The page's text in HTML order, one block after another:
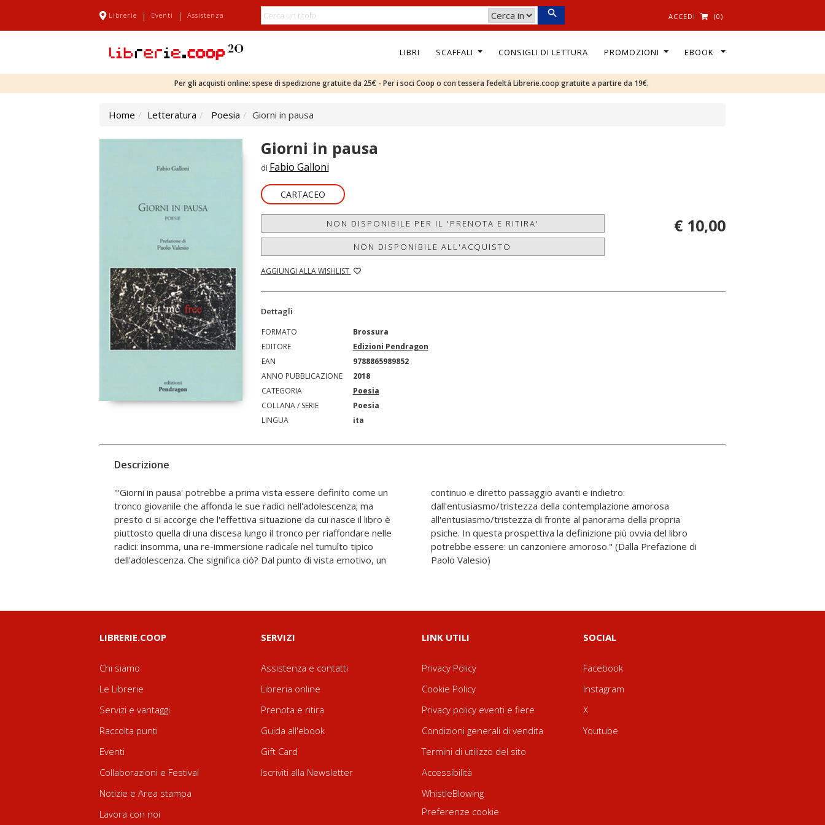
Librerie | Eventi | Assistenza ACCEDI (0)
LIBRI SCAFFALI CONSIGLI DI LETTURA PROMOZIONI EBOOK
Per gli acquisti online: spese di spedizione gratuite da 25€ - Per i soci Coop o con tessera fedeltà Librerie.coop gratuite a partire da 19€.
Home Letteratura Poesia Giorni in pausa
Giorni in pausa
di Fabio Galloni
CARTACEO
NON DISPONIBILE PER IL 'PRENOTA E RITIRA'
NON DISPONIBILE ALL'ACQUISTO
AGGIUNGI ALLA WISHLIST
€ 10,00
Dettagli
FORMATO
Brossura
EDITORE
Edizioni Pendragon
EAN
9788865989852
ANNO PUBBLICAZIONE
2018
CATEGORIA
Poesia
COLLANA / SERIE
Poesia
LINGUA
ita
Descrizione
"'Giorni in pausa' potrebbe a prima vista essere definito come un
tronco giovanile che affonda le sue radici nell'adolescenza; ma
presto ci si accorge che l'effettiva situazione da cui nasce il libro è
piuttosto quella di una discesa lungo il tronco per riaffondare nelle
radici: insomma, una re-immersione radicale nel tumulto tipico
dell'adolescenza. Che significa ciò? Dal punto di vista emotivo, un
continuo e diretto passaggio avanti e indietro:
dall'entusiasmo/tristezza della contemplazione amorosa
all'entusiasmo/tristezza di fronte al panorama della propria
psiche. In questa prospettiva la definizione più ovvia del libro
potrebbe essere: un canzoniere amoroso." (Dalla Prefazione di
Paolo Valesio)
LIBRERIE.COOP
Chi siamo
Le Librerie
Servizi e vantaggi
Raccolta punti
Eventi
Collaborazioni e Festival
Notizie e Area stampa
Lavora con noi
SERVIZI
Assistenza e contatti
Libreria online
Prenota e ritira
Guida all'ebook
Gift Card
Iscriviti alla Newsletter
LINK UTILI
Privacy Policy
Cookie Policy
Privacy policy eventi e fiere
Condizioni generali di vendita
Termini di utilizzo del sito
Accessibilità
WhistleBlowing
Preferenze cookie
SOCIAL
Facebook
Instagram
X
Youtube